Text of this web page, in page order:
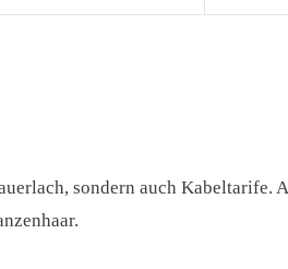
sondern auch Kabeltarife.